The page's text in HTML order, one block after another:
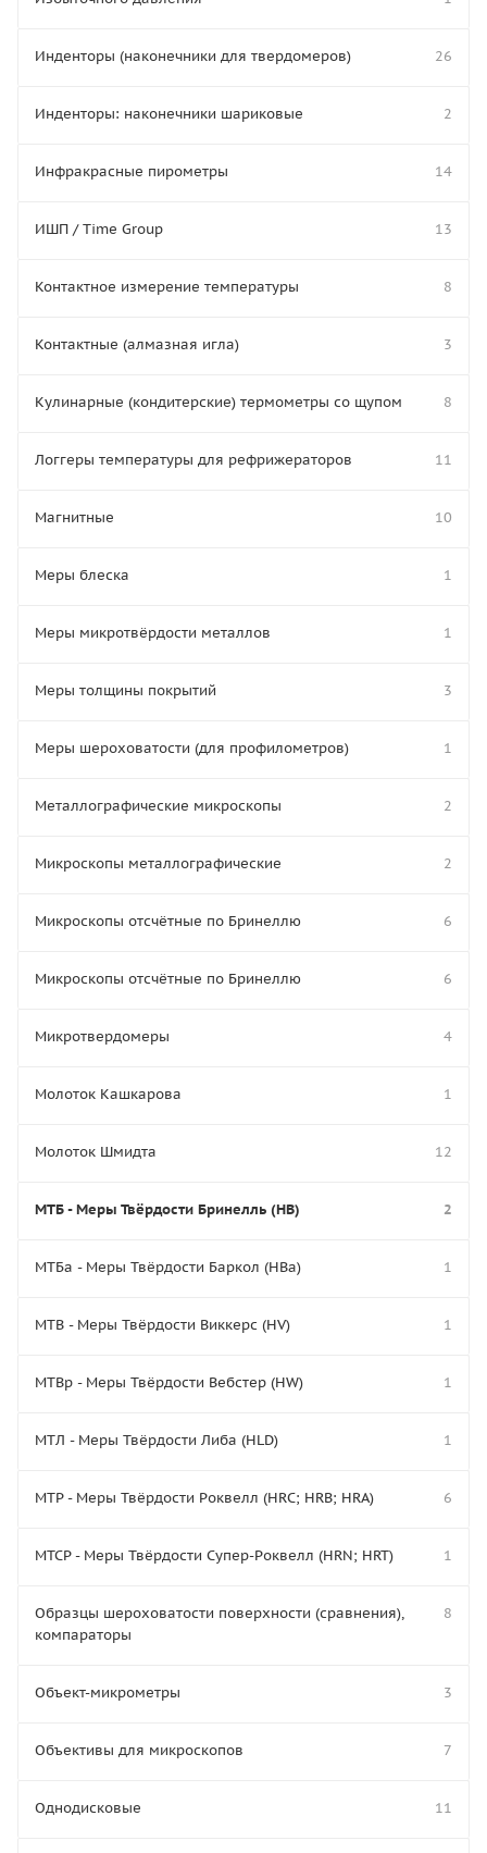
Инденторы (наконечники для твердомеров) 26
Инденторы: наконечники шариковые 2
Инфракрасные пирометры 14
ИШП / Time Group 13
Контактное измерение температуры 8
Контактные (алмазная игла) 3
Кулинарные (кондитерские) термометры со щупом 8
Логгеры температуры для рефрижераторов 11
Магнитные 10
Меры блеска 1
Меры микротвёрдости металлов 1
Меры толщины покрытий 3
Меры шероховатости (для профилометров) 1
Металлографические микроскопы 2
Микроскопы металлографические 2
Микроскопы отсчётные по Бринеллю 6
Микроскопы отсчётные по Бринеллю 6
Микротвердомеры 4
Молоток Кашкарова 1
Молоток Шмидта 12
МТБ - Меры Твёрдости Бринелль (HB) 2
МТБа - Меры Твёрдости Баркол (HBa) 1
МТВ - Меры Твёрдости Виккерс (HV) 1
МТВр - Меры Твёрдости Вебстер (HW) 1
МТЛ - Меры Твёрдости Либа (HLD) 1
МТР - Меры Твёрдости Роквелл (HRC; HRB; HRA) 6
МТСР - Меры Твёрдости Супер-Роквелл (HRN; HRT) 1
Образцы шероховатости поверхности (сравнения),
компараторы
8
Объект-микрометры 3
Объективы для микроскопов 7
Однодисковые 11